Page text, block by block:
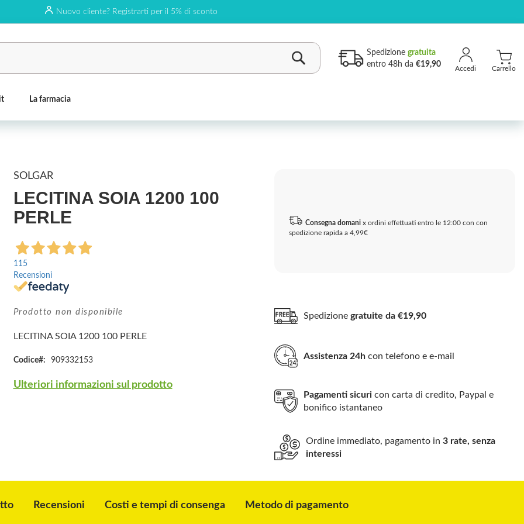
Nuovo cliente? Registrarti per il 5% di sconto
Carrello
Spedizione gratuita
entro 48h da €19,90
La farmacia
SOLGAR
LECITINA SOIA 1200 100
PERLE
115
Recensioni
Prodotto non disponibile
LECITINA SOIA 1200 100 PERLE
Codice 909332153
Ulteriori informazioni sul prodotto
Consegna domani x ordini effettuati entro le 12:00 con con
spedizione rapida a 4,99€
Spedizionegratuite da €19,90
Assistenza 24h con telefono e e-mail
Pagamenti sicuri con carta di credito, Paypal e
bonifico istantaneo
Ordine immediato, pagamento in3 rate, senza
interessi
Recensioni Costi e tempi di consenga Metodo di pagamento